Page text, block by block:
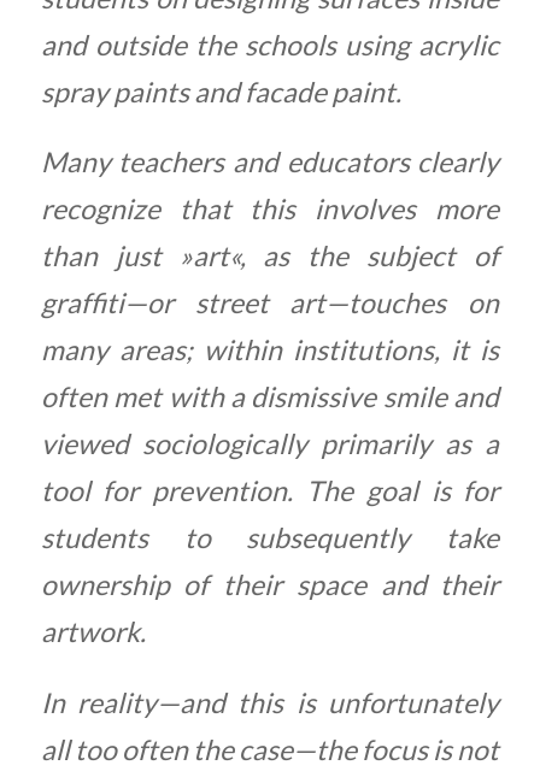
and outside the schools using acrylic
spray paints and facade paint.
Many teachers and educators clearly
recognize that this involves more
than just »art«, as the subject of
graffiti—or street art—touches on
many areas; within institutions, it is
often met with a dismissive smile and
viewed sociologically primarily as a
tool for prevention. The goal is for
students to subsequently take
ownership of their space and their
artwork.
In reality—and this is unfortunately
all too often the case—the focus is not